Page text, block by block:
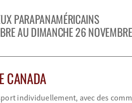
PARAPANAMÉRICAINS
AU DIMANCHE 26
CANADA
individuellement, avec des